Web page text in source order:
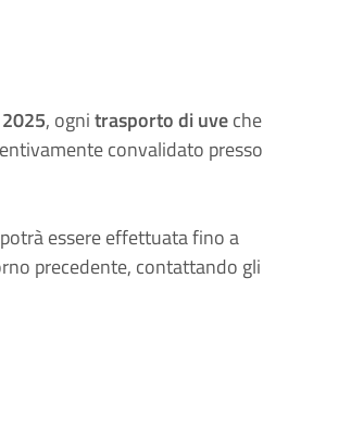
, ognitrasporto di uveche
convalidato presso
essere effettuata fino a
precedente, contattando gli